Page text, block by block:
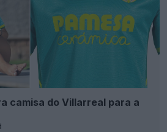
camisa do Villarreal para a